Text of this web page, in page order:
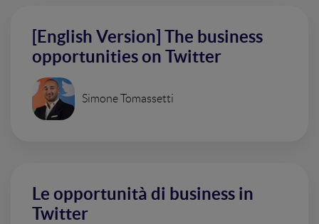
[English Version] The business
opportunities on Twitter
Simone Tomassetti
Le opportunità di business in
Twitter